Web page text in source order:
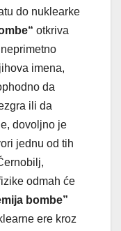
do nuklearke
otkriva
imena,
da
ili da
dovoljno je
jednu od tih
odmah će
bombe”
ere kroz